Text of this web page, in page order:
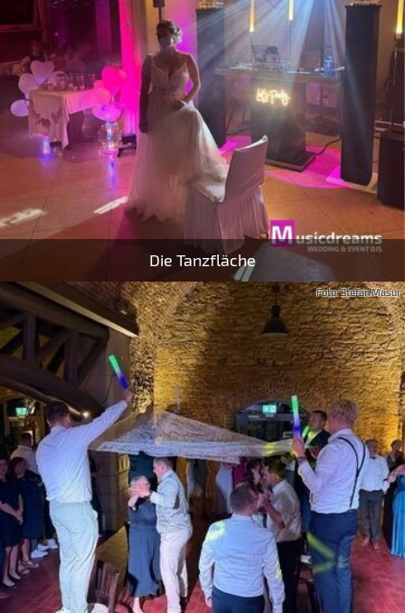
Die Tanzfläche
Foto: Stefan Masur